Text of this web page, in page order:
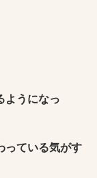
ようになっ
っている気がす